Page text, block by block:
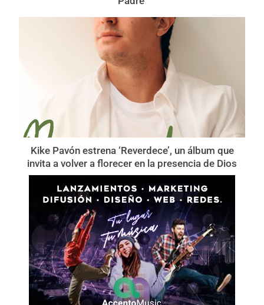
Kike Pavón estrena ‘Reverdece’, un álbum que
invita a volver a florecer en la presencia de Dios